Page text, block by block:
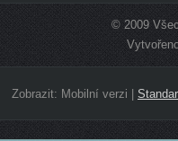
© 2009
Zobrazit: Mobilní verzi